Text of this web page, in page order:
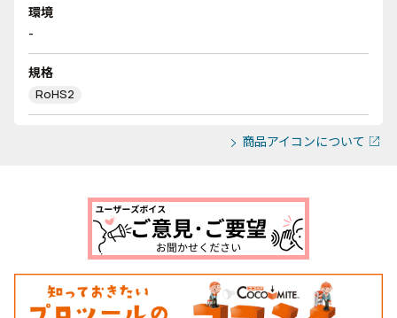
環境
-
規格
RoHS2
商品アイコンについて